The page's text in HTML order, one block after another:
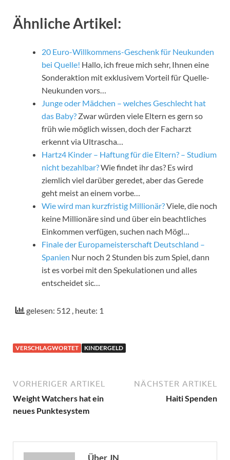
Ähnliche Artikel:
20 Euro-Willkommens-Geschenk für Neukunden
bei Quelle! Hallo, ich freue mich sehr, Ihnen eine
Sonderaktion mit exklusivem Vorteil für Quelle-
Neukunden vors…
Junge oder Mädchen – welches Geschlecht hat
das Baby? Zwar würden viele Eltern es gern so
früh wie möglich wissen, doch der Facharzt
erkennt via Ultrascha…
Hartz4 Kinder – Haftung für die Eltern? – Studium
nicht bezahlbar?Wie findet ihr das? Es wird
ziemlich viel darüber geredet, aber das Gerede
geht meist an einem vorbe…
Wie wird man kurzfristig Millionär?Viele, die noch
keine Millionäre sind und über ein beachtliches
Einkommen verfügen, suchen nach Mögl…
Finale der Europameisterschaft Deutschland –
Spanien Nur noch 2 Stunden bis zum Spiel, dann
ist es vorbei mit den Spekulationen und alles
entscheidet sic…
gelesen: 512 , heute: 1
VERSCHLAGWORTET KINDERGELD
VORHERIGER ARTIKEL
Weight Watchers hat ein
neues Punktesystem
NÄCHSTER ARTIKEL
Haiti Spenden
Über JN